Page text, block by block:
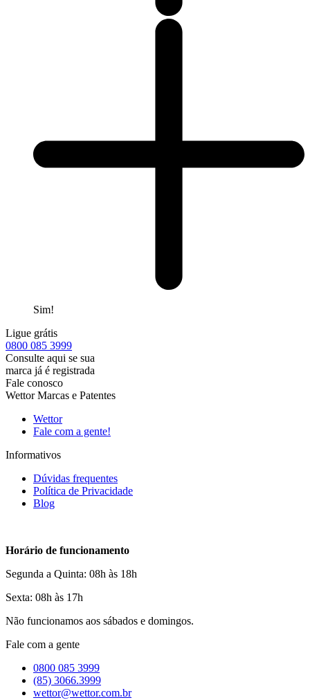
Sim!
Ligue grátis
0800 085 3999
Consulte aqui se sua
marca já é registrada
Fale conosco
Wettor Marcas e Patentes
Wettor
Fale com a gente!
Informativos
Dúvidas frequentes
Política de Privacidade
Blog
Horário de funcionamento
Segunda a Quinta: 08h às 18h
Sexta: 08h às 17h
Não funcionamos aos sábados e domingos.
Fale com a gente
0800 085 3999
(85) 3066.3999
wettor@wettor.com.br